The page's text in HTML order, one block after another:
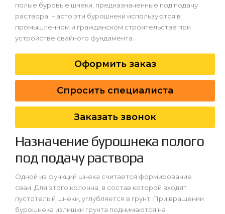
полые буровые шнеки, предназначенные под подачу
раствора. Часто эти бурошнеки используются в
промышленном и гражданском строительстве при
устройстве свайного фундамента.
Оформить заказ
Спросить специалиста
Заказать звонок
Назначение бурошнека полого
под подачу раствора
Одной из функций шнека считается формирование
сваи. Для этого колонна, в состав которой входят
пустотелый шнеки, углубляется в грунт. При вращении
бурошнека излишки грунта поднимаются на